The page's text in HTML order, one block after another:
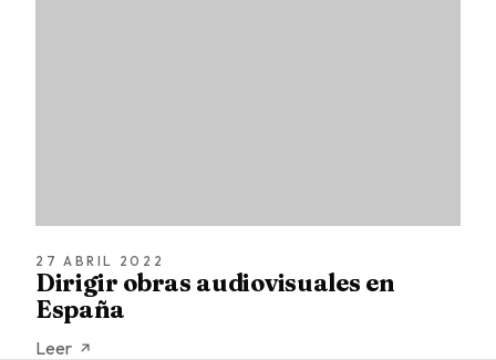
27 ABRIL 2022
Dirigir obras audiovisuales en
España
Leer